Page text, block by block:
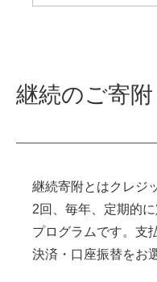
継続のご寄附
継続寄附とはクレジ
2回、毎年、定期的
プログラムです。支
決済・口座振替をお